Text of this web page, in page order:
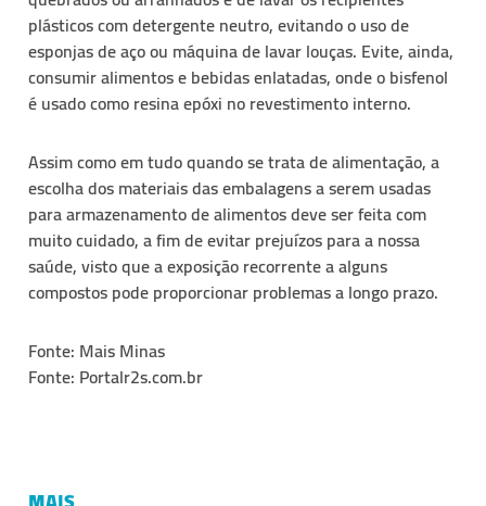
plásticos com detergente neutro, evitando o uso de
esponjas de aço ou máquina de lavar louças. Evite, ainda,
consumir alimentos e bebidas enlatadas, onde o bisfenol
é usado como resina epóxi no revestimento interno.
Assim como em tudo quando se trata de alimentação, a
escolha dos materiais das embalagens a serem usadas
para armazenamento de alimentos deve ser feita com
muito cuidado, a fim de evitar prejuízos para a nossa
saúde, visto que a exposição recorrente a alguns
compostos pode proporcionar problemas a longo prazo.
Fonte: Mais Minas
Fonte: Portalr2s.com.br